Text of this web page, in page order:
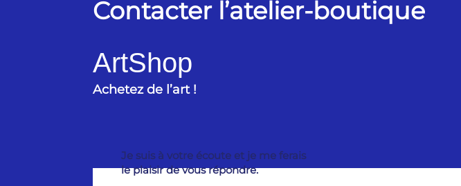
Contacter l’atelier-boutique
ArtShop
Achetez de l’art !
Je suis à votre écoute et je me ferais
le plaisir de vous répondre.